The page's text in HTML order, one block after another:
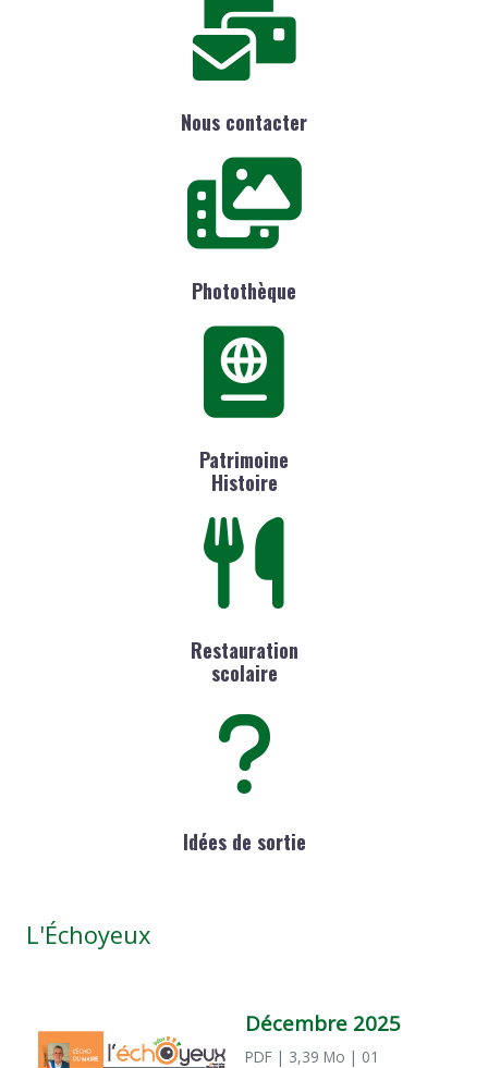
Nous contacter
Photothèque
Patrimoine
Histoire
Restauration
scolaire
Idées de sortie
L'Échoyeux
Décembre 2025
PDF | 3,39 Mo | 01